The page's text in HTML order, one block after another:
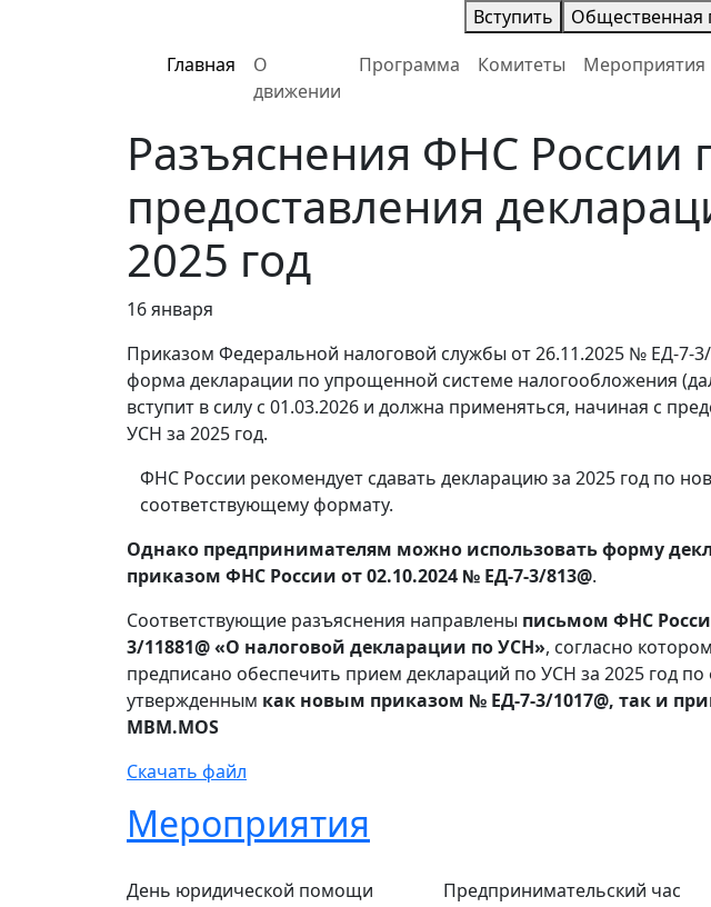
Вступить Общественная
Главная
О
движении
Программа Комитеты Мероприятия
Разъяснения ФНС России
предоставления
2025 год
16 января
Приказом Федеральной налоговой службы от 26.11.2025 № ЕД-7-
форма декларации по упрощенной системе налогообложения
вступит в силу с 01.03.2026 и должна применяться, начиная с
УСН за 2025 год.
ФНС России рекомендует сдавать декларацию за 2025 год по
соответствующему формату.
Однако предпринимателям можно использовать форму
приказом ФНС России от 02.10.2024 № ЕД-7-3/813@.
Соответствующие разъяснения направлены письмом ФНС
3/11881@ «О налоговой декларации по УСН», согласно
предписано обеспечить прием деклараций по УСН за 2025 год
утвержденным как новым приказом № ЕД-7-3/1017@, так и
MBM.MOS
Скачать файл
Мероприятия
День юридической помощи
Предпринимательский час